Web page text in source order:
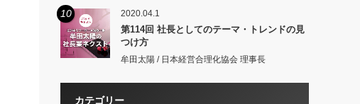
10 2020.04.1
第114回 社長としてのテーマ・トレンドの見
つけ方
牟田太陽 / 日本経営合理化協会 理事長
カテゴリー